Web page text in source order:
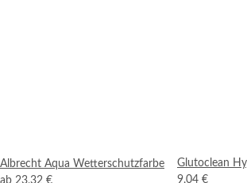
Albrecht Aqua Wetterschutzfarbe
ab 23,32 €
Glutoclean
9,04 €